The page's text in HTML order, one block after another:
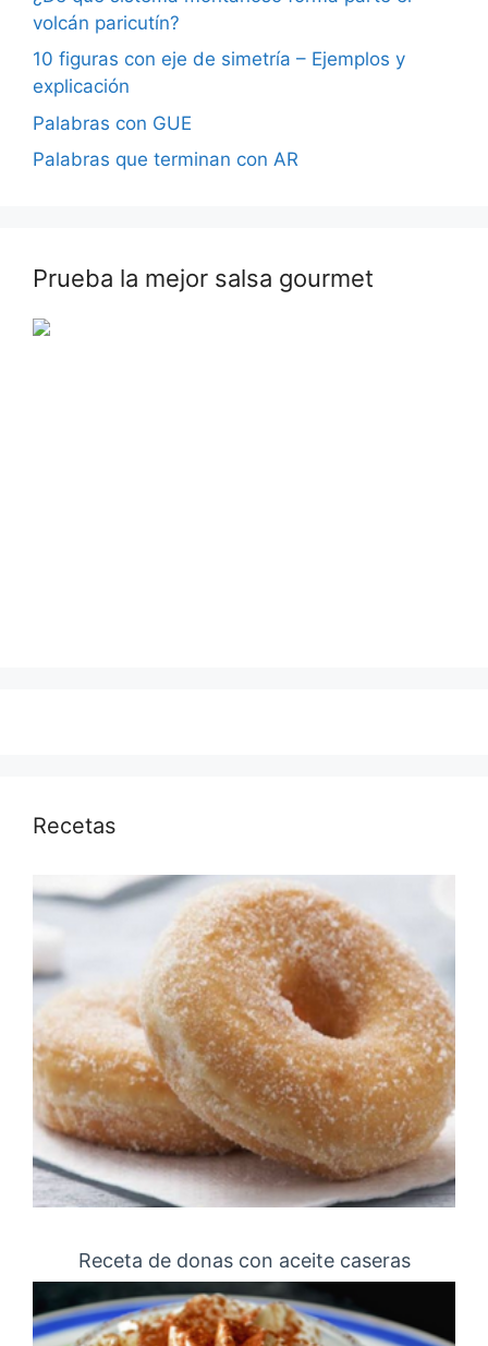
volcán paricutín?
10 figuras con eje de simetría – Ejemplos y
explicación
Palabras con GUE
Palabras que terminan con AR
Prueba la mejor salsa gourmet
Recetas
Receta de donas con aceite caseras